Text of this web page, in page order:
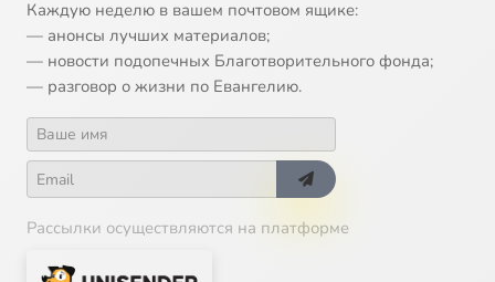
Каждую неделю в вашем почтовом ящике:
— анонсы лучших материалов;
— новости подопечных Благотворительного фонда;
— разговор о жизни по Евангелию.
Рассылки осуществляются на платформе